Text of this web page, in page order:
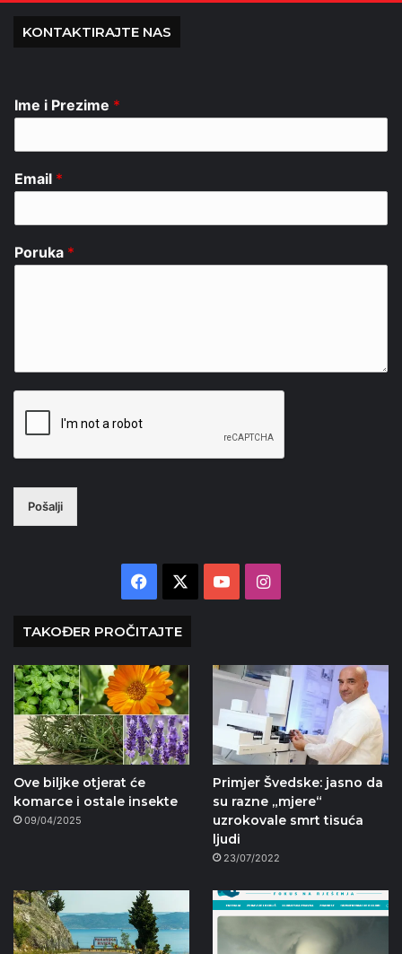
KONTAKTIRAJTE NAS
Ime i Prezime *
Email *
Poruka *
Pošalji
Facebook YouTubeInstagram
TAKOĐER PROČITAJTE
Ove biljke otjerat će
komarce i ostale insekte
09/04/2025
Primjer Švedske: jasno da
su razne „mjere“
uzrokovale smrt tisuća
ljudi
23/07/2022